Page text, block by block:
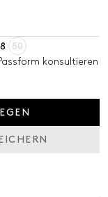
50
konsultieren